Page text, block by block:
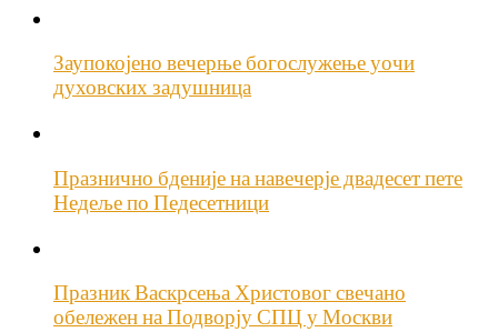
Заупокојено вечерње богослужење уочи
духовских задушница
Празнично бденије на навечерје двадесет пете
Недеље по Педесетници
Празник Васкрсења Христовог свечано
обележен на Подворју СПЦ у Москви